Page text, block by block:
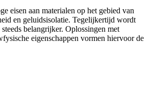
eisen aan materialen op het gebied van
en geluidsisolatie. Tegelijkertijd wordt
belangrijker. Oplossingen met
eigenschappen vormen hiervoor de